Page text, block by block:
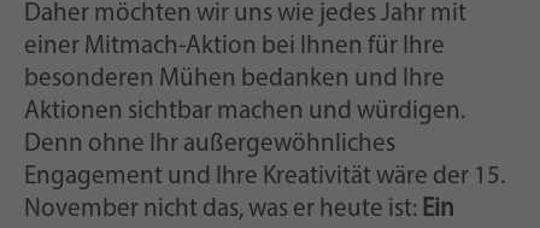
Daher möchten wir uns wie jedes Jahr mit
einer Mitmach-Aktion bei Ihnen für Ihre
besonderen Mühen bedanken und Ihre
Aktionen sichtbar machen und würdigen.
Denn ohne Ihr außergewöhnliches
Engagement und Ihre Kreativität wäre der 15.
November nicht das, was er heute ist: Ein